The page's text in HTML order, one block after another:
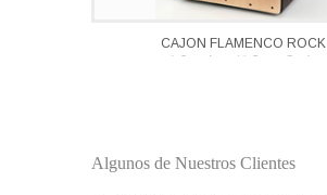
CAJON FLAMENCO ROCK
1 Cuerda en V, Gama Basica
Algunos de Nuestros Clientes